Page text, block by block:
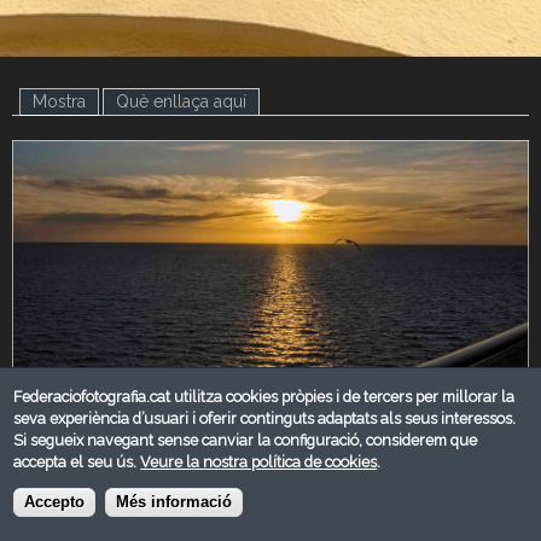
Mostra (pestanya activa)
Què enllaça aquí
JUNY 2025
Categoria:
Federaciofotografia.cat utilitza cookies pròpies i de tercers per millorar la
seva experiència d’usuari i oferir continguts adaptats als seus interessos.
Si segueix navegant sense canviar la configuració, considerem que
accepta el seu ús.Veure la nostra política de cookies.
Accepto Més informació